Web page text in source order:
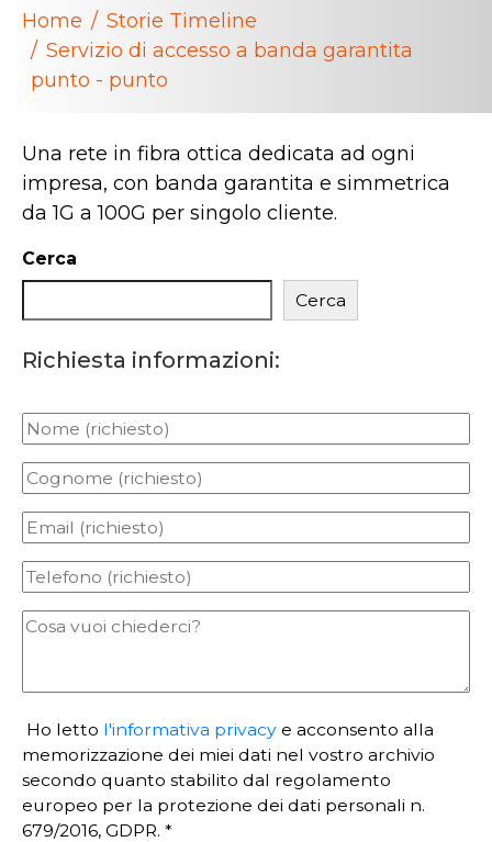
Home
Storie Timeline
Servizio di accesso a banda garantita
punto - punto
Una rete in fibra ottica dedicata ad ogni
impresa, con banda garantita e simmetrica
da 1G a 100G per singolo cliente.
Cerca
Cerca
Richiesta informazioni:
Ho letto l'informativa privacy e acconsento alla
memorizzazione dei miei dati nel vostro archivio
secondo quanto stabilito dal regolamento
europeo per la protezione dei dati personali n.
679/2016, GDPR. *